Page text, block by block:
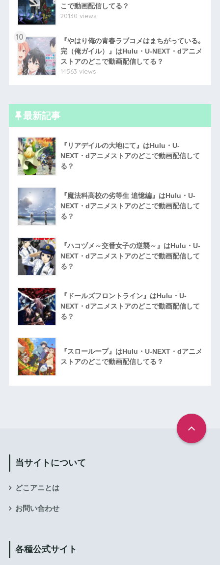
こで動画配信してる？
20130 views
10
『やはり俺の青春ラブコメはまちがっている｡
完（俺ガイル）』はHulu・U-NEXT・dアニメ
ストアのどこで動画配信してる？
14563 views
最新記事
『リアデイルの大地にて』はHulu・U-
NEXT・dアニメストアのどこで動画配信して
る？
『魔法科高校の劣等生 追憶編』はHulu・U-
NEXT・dアニメストアのどこで動画配信して
る？
『ハコヅメ～交番女子の逆襲～』はHulu・U-
NEXT・dアニメストアのどこで動画配信して
る？
『ドールズフロントライン』はHulu・U-
NEXT・dアニメストアのどこで動画配信して
る？
『スローループ』はHulu・U-NEXT・dアニメ
ストアのどこで動画配信してる？
当サイトについて
どこアニとは
お問い合わせ
各種公式サイト